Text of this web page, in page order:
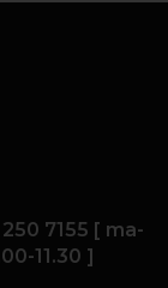
7155 [ ma-
11.30 ]